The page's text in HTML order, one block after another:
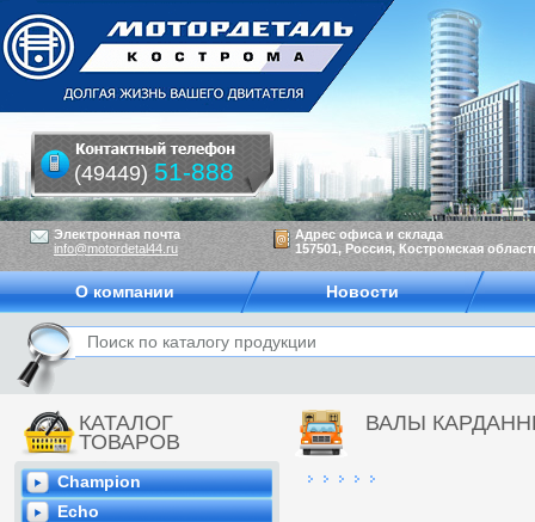
КАТАЛОГ
ТОВАРОВ
Champion
Echo
ВАЛЫ
Электронная почта
info@motordetal44.ru
Адрес офиса и склада
157501, Россия, Костромская
(49449) 51-888
О компании Новости